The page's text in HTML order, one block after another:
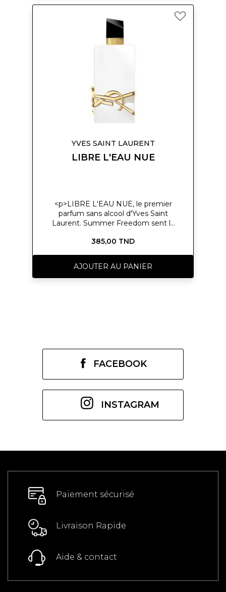
l'élégance masculine à la Romaine.
</p>
YVES SAINT LAURENT
LIBRE L'EAU NUE
<p>LIBRE L'EAU NUE, le premier
parfum sans alcool d'Yves Saint
Laurent. Summer Freedom sent la
peau radieuse.</p> <p>
<span>LIBÉREZ L'EAU NUE.</span>
estivale. Pour ma peau. Le premier
Parfum de Peau sans alcool* d'Yves
Saint Laurent. Un parfum floral et
</p>
385,00 TND
AJOUTER AU PANIER
FACEBOOK
INSTAGRAM
Paiement sécurisé
Livraison Rapide
Aide & contact